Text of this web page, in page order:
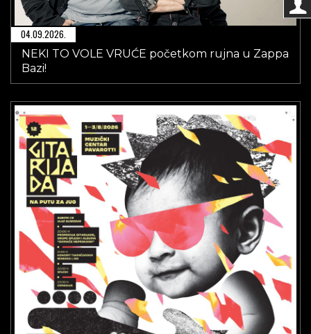
04.09.2026.
NEKI TO VOLE VRUĆE početkom rujna u Zappa
Bazi!